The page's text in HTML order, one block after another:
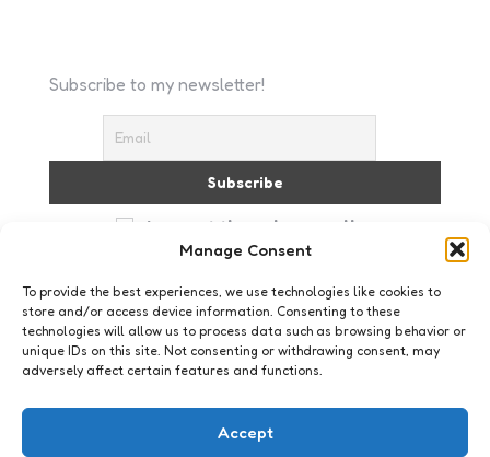
Manage Consent
To provide the best experiences, we use technologies like cookies to
store and/or access device information. Consenting to these
technologies will allow us to process data such as browsing behavior or
unique IDs on this site. Not consenting or withdrawing consent, may
adversely affect certain features and functions.
Accept
Subscribe to my newsletter!
I accept the privacy policy
Les 3: weet wie je wilt bereiken